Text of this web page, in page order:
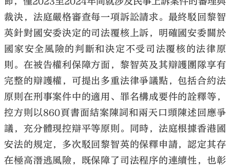
裁決，法庭嚴格審查每一項訴訟請求。最終駁回黎智
英針對國安委決定的司法覆核上訴，明確國安委關於
國家安全風險的判斷和決定不受司法覆核的法律原
則。在被告權利保障方面，黎智英及其辯護團隊享有
完整的辯護權，可提出多重法律爭議點，包括合約法
原則在刑事案件中的適用、罪名構成要件的詮釋等，
控方則以860頁書面結案陳詞和兩天口頭陳述回應爭
議，充分體現控辯平等原則。同時，法庭根據香港國
安法的規定，多次駁回黎智英的保釋申請，認定其存
在極高潛逃風險，既保障了司法程序的連續性，也彰